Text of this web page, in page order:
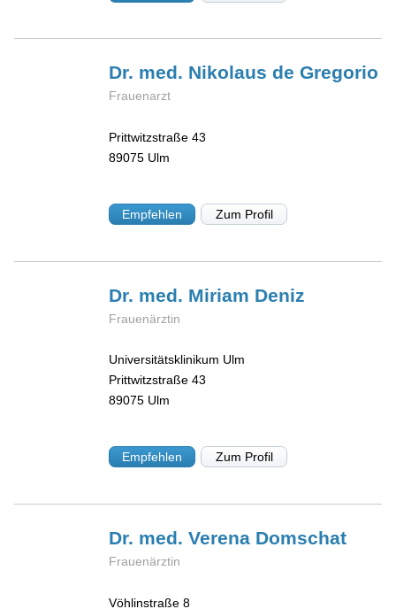
Dr. med. Nikolausde Gregorio
Frauenarzt
Prittwitzstraße 43
89075 Ulm
Empfehlen Zum Profil
Dr. med. Miriam Deniz
Frauenärztin
Universitätsklinikum Ulm
Prittwitzstraße 43
89075 Ulm
Empfehlen Zum Profil
Dr. med. Verena Domschat
Frauenärztin
Vöhlinstraße 8